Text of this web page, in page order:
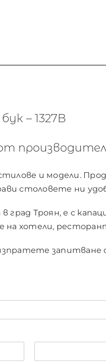
– 1327B
и модели.
столовете ни
град Троян, е с
на хотели,
запитване